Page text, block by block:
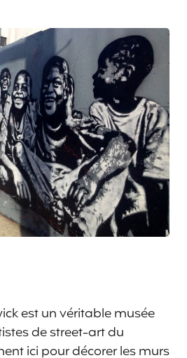
est un véritable musée
de street-art du
ici pour décorer les murs